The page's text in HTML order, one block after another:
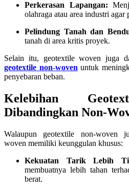
Perkerasan Lapangan:
olahraga atau area industri agar
Pelindung Tanah dan
tanah di area kritis proyek.
Selain itu, geotextile woven juga
geotextile non-woven untuk
penyebaran beban.
Kelebihan
Dibandingkan Non-
Walaupun geotextile non-woven
woven memiliki keunggulan khusus:
Kekuatan Tarik Lebih
membuatnya lebih tahan
berat.